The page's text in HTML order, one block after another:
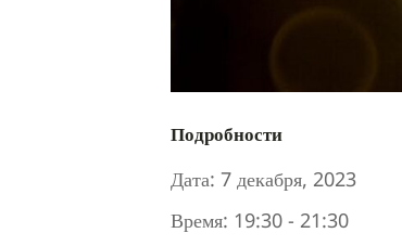
Подробности
Дата: 7 декабря, 2023
Время: 19:30 - 21:30